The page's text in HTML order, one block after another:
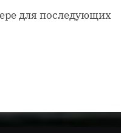
для последующих